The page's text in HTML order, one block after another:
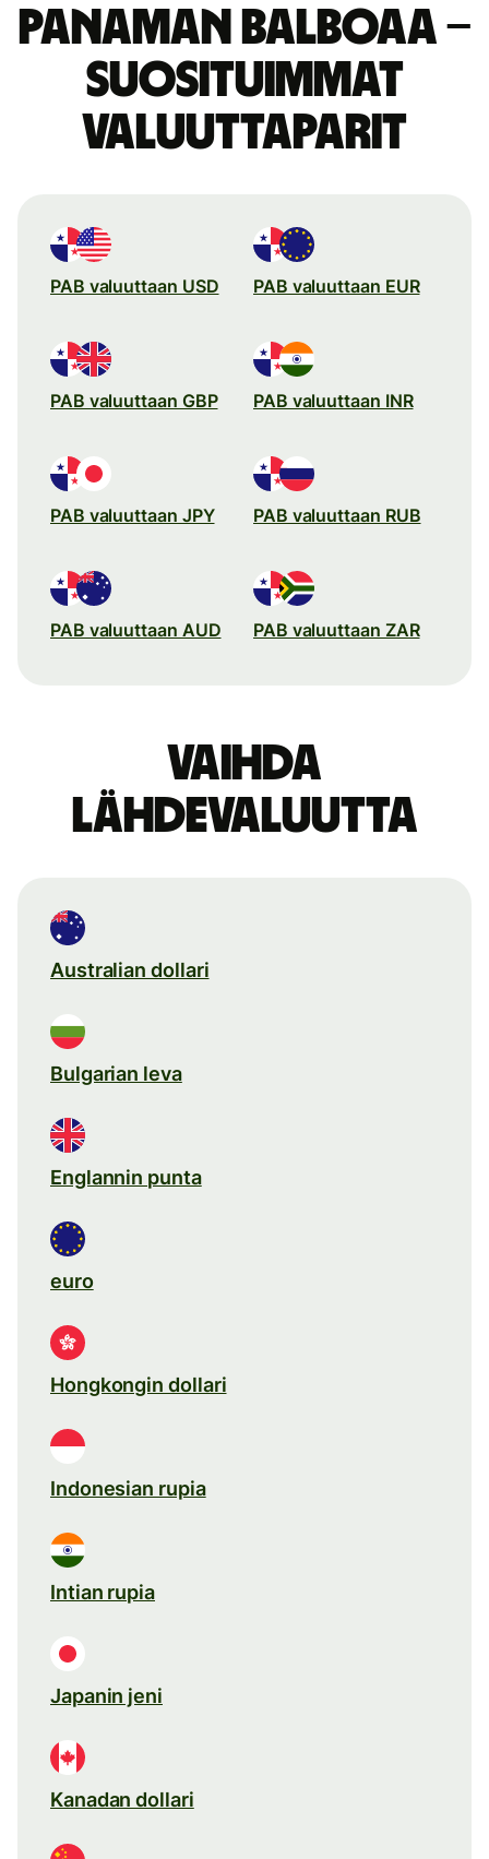
Panaman balboaa –
suosituimmat
valuuttaparit
PAB valuuttaan USD PAB valuuttaan EUR
PAB valuuttaan GBP PAB valuuttaan INR
PAB valuuttaan JPY PAB valuuttaan RUB
PAB valuuttaan AUD PAB valuuttaan ZAR
Vaihda
lähdevaluutta
Australian dollari
Bulgarian leva
Englannin punta
euro
Hongkongin dollari
Indonesian rupia
Intian rupia
Japanin jeni
Kanadan dollari